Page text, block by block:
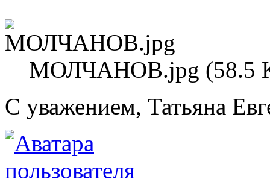
МОЛЧАНОВ.jpg (58.5
С уважением, Татьяна